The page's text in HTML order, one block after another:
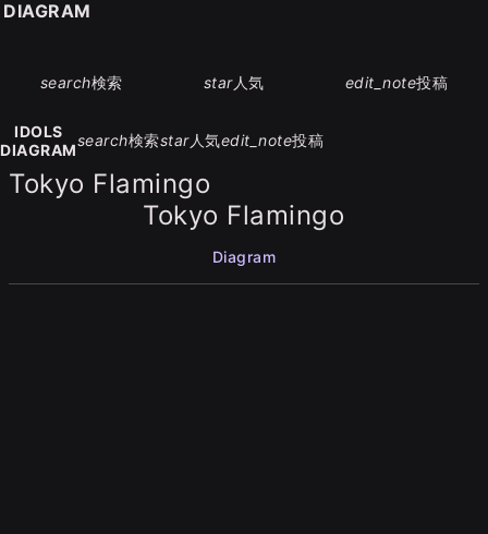
search検索 star人気 edit_note投稿
IDOLS
DIAGRAM
search検索star人気edit_note投稿
Tokyo Flamingo
Tokyo Flamingo
Diagram